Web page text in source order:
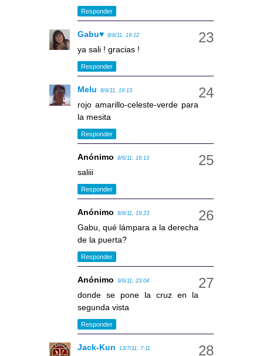
Responder
Gabu♥ 8/6/11, 19:12
ya sali ! gracias !
Responder
Melu 8/6/11, 19:13
rojo amarillo-celeste-verde para
la mesita
Responder
Anónimo 8/6/11, 19:13
saliii
Responder
Anónimo 8/6/11, 19:23
Gabu, qué lámpara a la derecha
de la puerta?
Responder
Anónimo 9/6/11, 23:04
donde se pone la cruz en la
segunda vista
Responder
Jack-Kun 13/7/11, 7:11